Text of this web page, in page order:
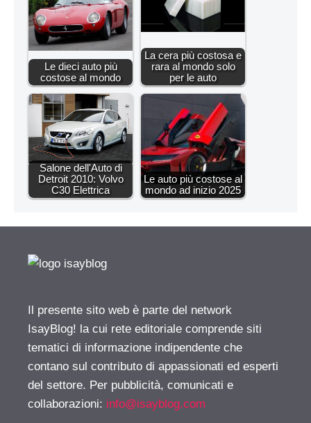
Le dieci auto più
costose al mondo
La cera più costosa e
rara al mondo solo
per le auto
Salone dell'Auto di
Detroit 2010: Volvo
C30 Elettrica
Le auto più costose al
mondo ad inizio 2025
Il presente sito web è parte del network
IsayBlog! la cui rete editoriale comprende siti
tematici di informazione indipendente che
contano sul contributo di appassionati ed esperti
del settore. Per pubblicità, comunicati e
collaborazioni: info@isayblog.com